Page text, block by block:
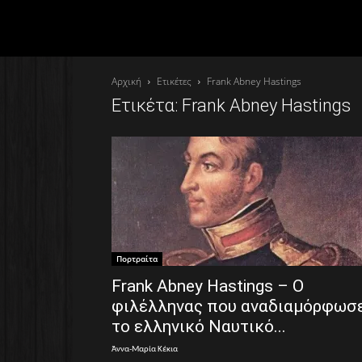
Αρχική Ετικέτες Frank Abney Hastings
Ετικέτα: Frank Abney Hastings
Πορτραίτα
Frank Abney Hastings – Ο
φιλέλληνας που
το ελληνικό Ναυτικό...
Άννα-Μαρία Κέκια